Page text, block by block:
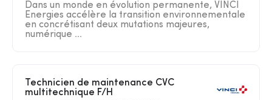
Dans un monde en évolution permanente, VINCI
Energies accélère la transition environnementale
en concrétisant deux mutations majeures,
numérique ...
multitechnique F/H